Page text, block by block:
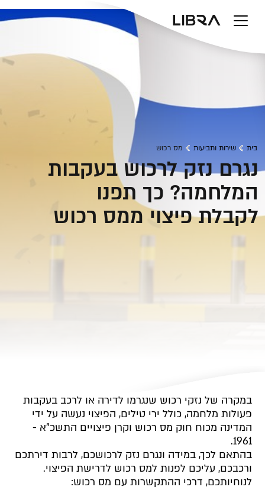
בית שירות ותביעות מס רכוש
נגרם נזק לרכוש בעקבות
המלחמה? כך תפנו
לקבלת פיצוי ממס רכוש
במקרה של נזקי רכוש שנגרמו לדירה או לרכב בעקבות
פעולות מלחמה, כולל ירי טילים, הפיצוי נעשה על ידי
המדינה מכוח חוק מס רכוש וקרן פיצויים התשכ"א -
1961.
בהתאם לכך, במידה ונגרם נזק לרכושכם, לרבות דירתכם
ורכבכם, עליכם לפנות למס רכוש לדרישת הפיצוי.
לנוחיותכם, דרכי ההתקשרות עם מס רכוש: